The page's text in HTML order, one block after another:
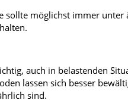
sollte möglichst immer unter
auch in belastenden
lassen sich besser
sind.